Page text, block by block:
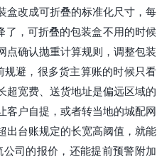
盒改成可折叠的标准化尺寸，每
，可折叠的包装盒不用的时候
点确认抛重计算规则，调整包装
避，很多货主算账的时候只看
超宽费、送货地址是偏远区域的
客户自提，或者转当地的城配网
出台账规定的长宽高阈值，就能
司的报价，还能提前预警附加